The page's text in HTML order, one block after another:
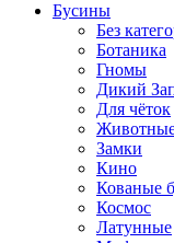
Бусины
Без
Ботаника
Гномы
Дикий
Для чёток
Замки
Кино
Кованые
Космос
Латунные